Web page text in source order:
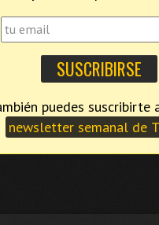
newsletter semanal de